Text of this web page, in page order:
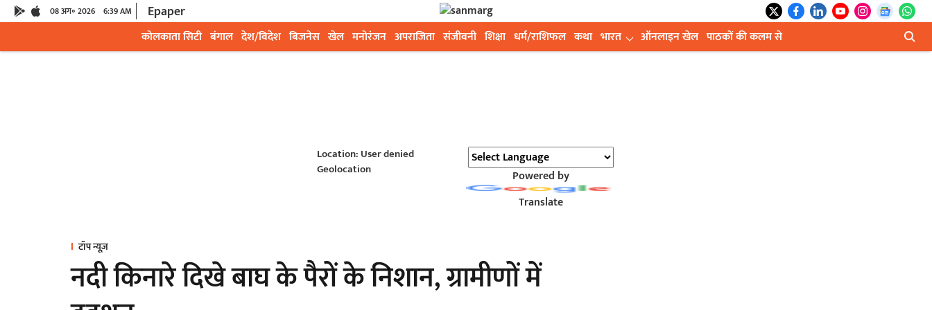
08 अग॰ 2026 6:39 AM Epaper
कोलकाता सिटी बंगाल देश/विदेश बिजनेस खेल मनोरंजन अपराजिता संजीवनी शिक्षा धर्म/राशिफल कथा भारत ऑनलाइन खेल पाठकों की कलम से
Location: User denied
Geolocation
Powered by
Translate
टॉप न्यूज़
नदी किनारे दिखे बाघ के पैरों के निशान, ग्रामीणों में